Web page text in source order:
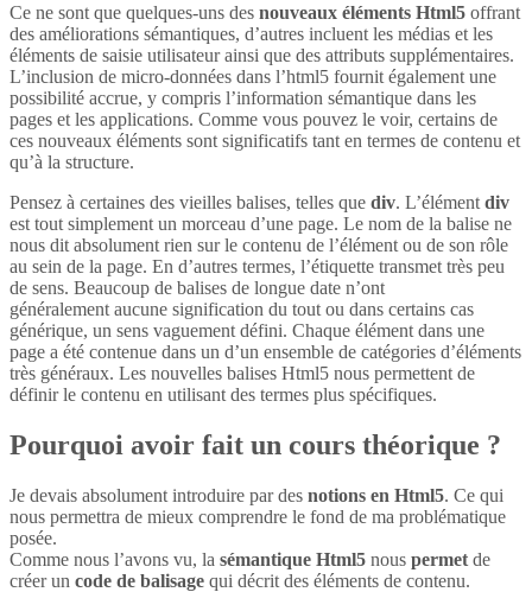
Ce ne sont que quelques-uns des nouveaux éléments Html5 offrant
des améliorations sémantiques, d’autres incluent les médias et les
éléments de saisie utilisateur ainsi que des attributs supplémentaires.
L’inclusion de micro-données dans l’html5 fournit également une
possibilité accrue, y compris l’information sémantique dans les
pages et les applications. Comme vous pouvez le voir, certains de
ces nouveaux éléments sont significatifs tant en termes de contenu et
qu’à la structure.
Pensez à certaines des vieilles balises, telles que div. L’élément div
est tout simplement un morceau d’une page. Le nom de la balise ne
nous dit absolument rien sur le contenu de l’élément ou de son rôle
au sein de la page. En d’autres termes, l’étiquette transmet très peu
de sens. Beaucoup de balises de longue date n’ont
généralement aucune signification du tout ou dans certains cas
générique, un sens vaguement défini. Chaque élément dans une
page a été contenue dans un d’un ensemble de catégories d’éléments
très généraux. Les nouvelles balises Html5 nous permettent de
définir le contenu en utilisant des termes plus spécifiques.
Pourquoi avoir fait un cours théorique ?
Je devais absolument introduire par des notions en Html5. Ce qui
nous permettra de mieux comprendre le fond de ma problématique
posée.
Comme nous l’avons vu, la sémantique Html5 nous permet de
créer un code de balisage qui décrit des éléments de contenu.